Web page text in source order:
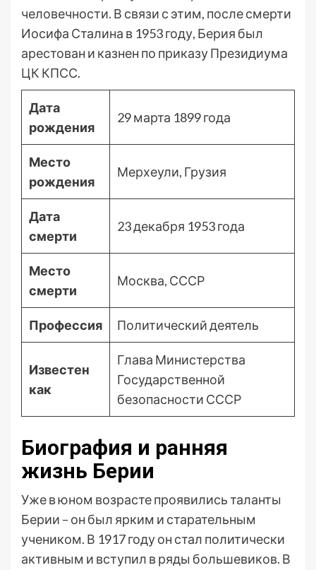
человечности. В связи с этим, после смерти
Иосифа Сталина в 1953 году, Берия был
арестован и казнен по приказу Президиума
ЦК КПСС.
Дата
рождения
29 марта 1899 года
Место
рождения
Мерхеули, Грузия
Дата
смерти
23 декабря 1953 года
Место
смерти
Москва, СССР
Профессия Политический деятель
Известен
как
Глава Министерства
Государственной
безопасности СССР
Биография и ранняя
жизнь Берии
Уже в юном возрасте проявились таланты
Берии – он был ярким и старательным
учеником. В 1917 году он стал политически
активным и вступил в ряды большевиков. В